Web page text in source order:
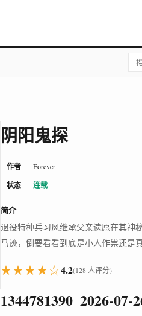
阴阳鬼探
作者 Forever
状态 连载
简介
退役特种兵习风继承父亲遗愿在其神
马迹，倒要看看到底是小人作祟还是
★★★★☆4.2(128 人评分)
1344781390 2026-07-